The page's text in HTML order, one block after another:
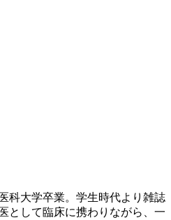
科大学卒業。学生時代より雑誌
として臨床に携わりながら、一